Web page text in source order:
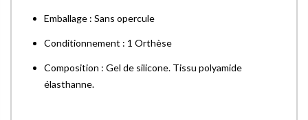
Emballage : Sans opercule
Conditionnement : 1 Orthèse
Composition : Gel de silicone. Tissu polyamide
élasthanne.